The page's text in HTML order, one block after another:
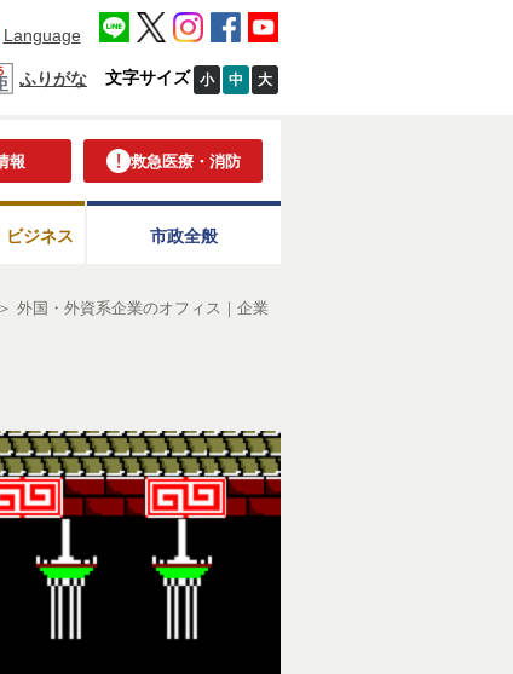
Language
ふりがな 文字サイズ 小 中 大
報 救急医療・消防
ビジネス 市政全般
＞ 外国・外資系企業のオフィス｜企業